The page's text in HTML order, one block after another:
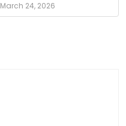
March 24, 2026